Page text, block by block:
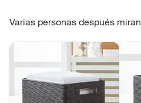
oVarias personas después miran